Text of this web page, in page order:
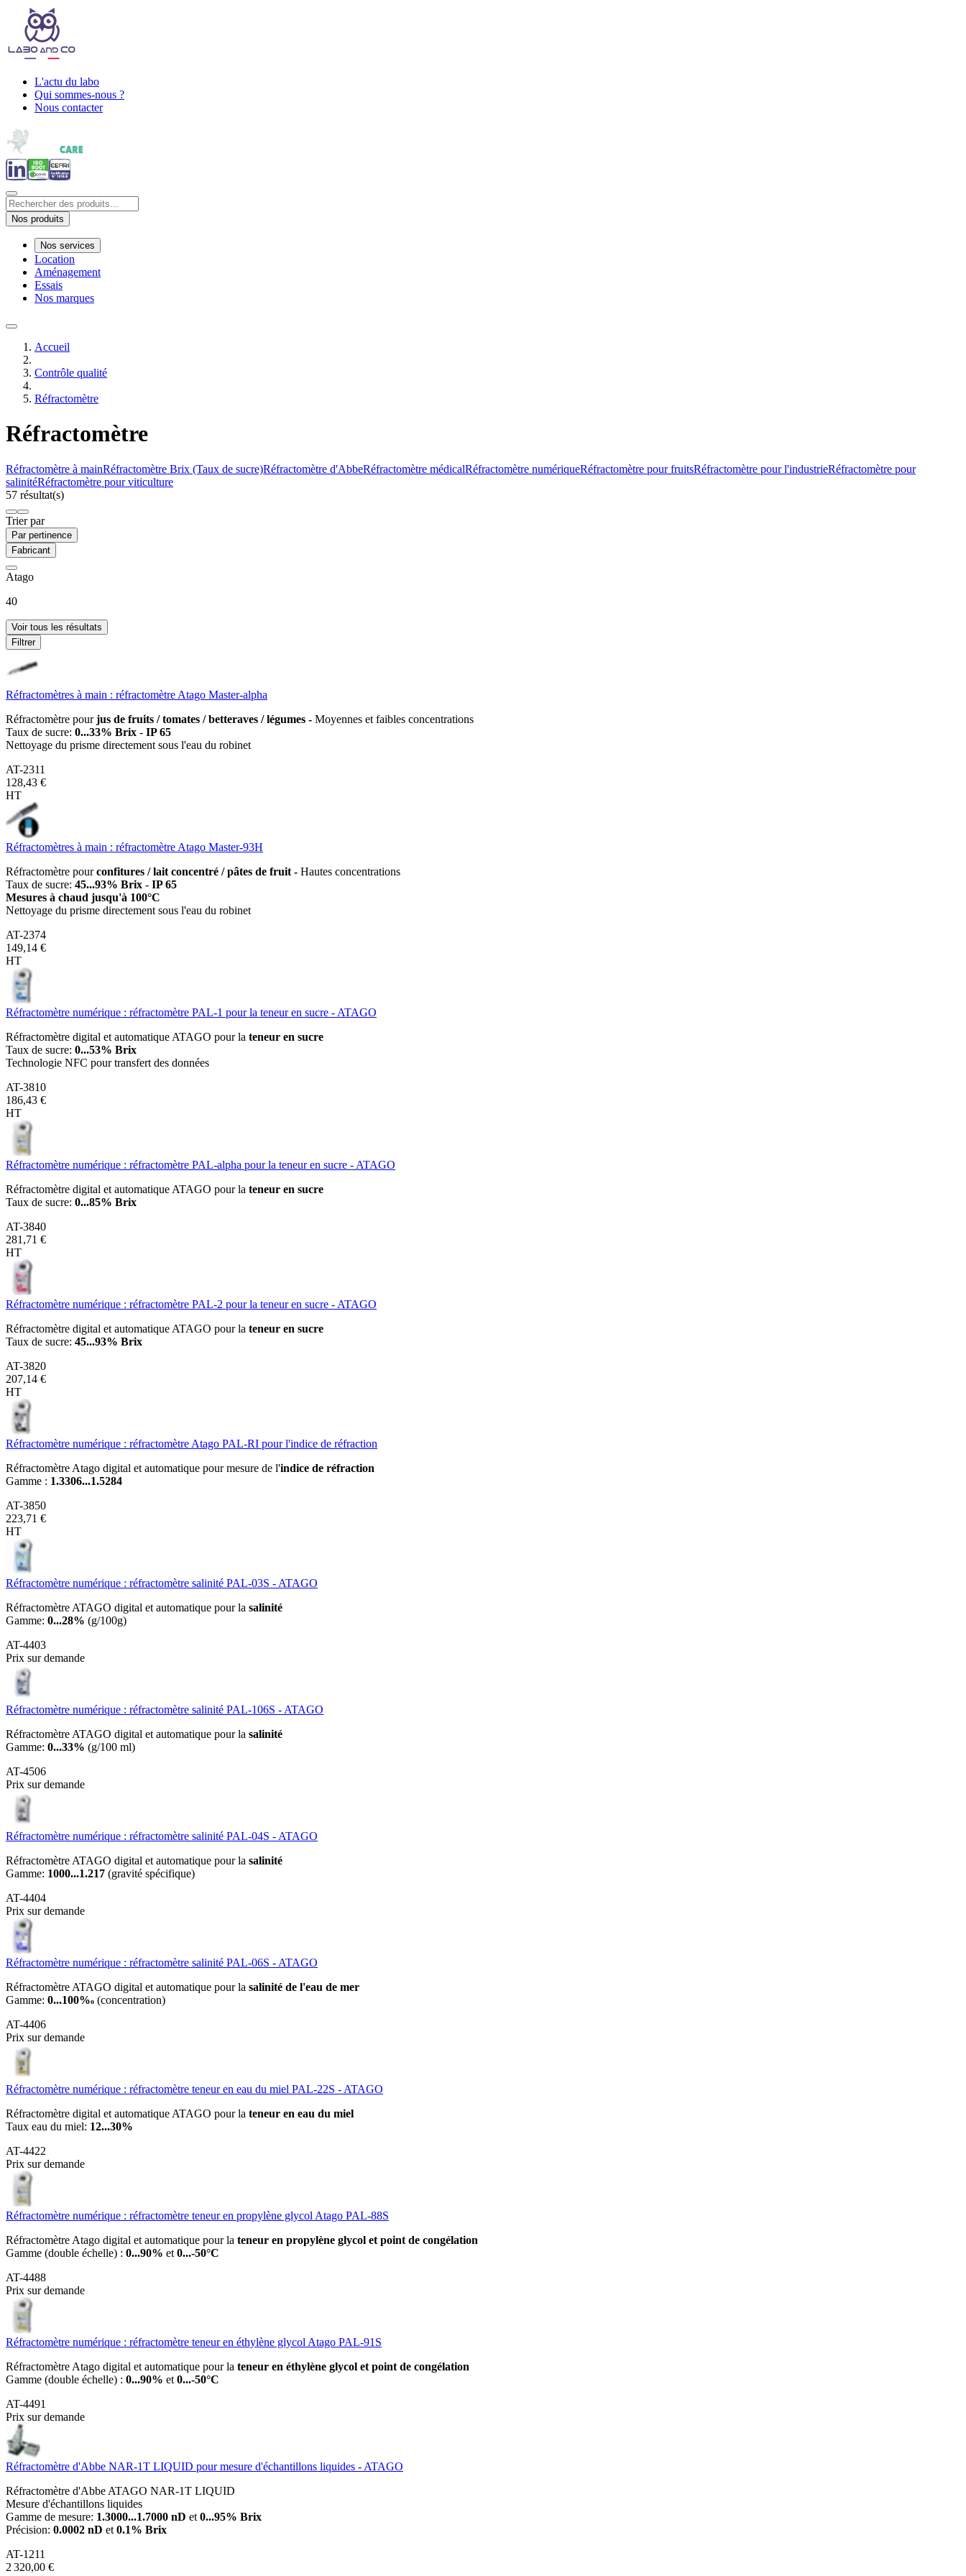
L'actu du labo
Qui sommes-nous ?
Nous contacter
Nos produits
Nos services
Location
Aménagement
Essais
Nos marques
Accueil
Contrôle qualité
Réfractomètre
Réfractomètre
Réfractomètre à mainRéfractomètre Brix (Taux de sucre)Réfractomètre d'AbbeRéfractomètre médicalRéfractomètre numériqueRéfractomètre pour fruitsRéfractomètre pour l'industrieRéfractomètre pour
salinitéRéfractomètre pour viticulture
57 résultat(s)
Trier par
Par pertinence
Fabricant
Atago
40
Voir tous les résultats
Filtrer
Réfractomètres à main : réfractomètre Atago Master-alpha
Réfractomètre pourjus de fruits / tomates / betteraves / légumes - Moyennes et faibles concentrations
Taux de sucre: 0...33% Brix - IP 65
Nettoyage du prisme directement sous l'eau du robinet
AT-2311
128,43 €
HT
Réfractomètres à main : réfractomètre Atago Master-93H
Réfractomètre pourconfitures / lait concentré / pâtes de fruit - Hautes concentrations
Taux de sucre: 45...93% Brix - IP 65
Mesures à chaud jusqu'à 100°C
Nettoyage du prisme directement sous l'eau du robinet
AT-2374
149,14 €
HT
Réfractomètre numérique : réfractomètre PAL-1 pour la teneur en sucre - ATAGO
Réfractomètre digital et automatique ATAGO pour la teneur en sucre
Taux de sucre: 0...53% Brix
Technologie NFC pour transfert des données
AT-3810
186,43 €
HT
Réfractomètre numérique : réfractomètre PAL-alpha pour la teneur en sucre - ATAGO
Réfractomètre digital et automatique ATAGO pour la teneur en sucre
Taux de sucre: 0...85% Brix
AT-3840
281,71 €
HT
Réfractomètre numérique : réfractomètre PAL-2 pour la teneur en sucre - ATAGO
Réfractomètre digital et automatique ATAGO pour la teneur en sucre
Taux de sucre: 45...93% Brix
AT-3820
207,14 €
HT
Réfractomètre numérique : réfractomètre Atago PAL-RI pour l'indice de réfraction
Réfractomètre Atago digital et automatique pour mesure de l'indice de réfraction
Gamme : 1.3306...1.5284
AT-3850
223,71 €
HT
Réfractomètre numérique : réfractomètre salinité PAL-03S - ATAGO
Réfractomètre ATAGO digital et automatique pour la salinité
Gamme: 0...28% (g/100g)
AT-4403
Prix sur demande
Réfractomètre numérique : réfractomètre salinité PAL-106S - ATAGO
Réfractomètre ATAGO digital et automatique pour la salinité
Gamme: 0...33% (g/100 ml)
AT-4506
Prix sur demande
Réfractomètre numérique : réfractomètre salinité PAL-04S - ATAGO
Réfractomètre ATAGO digital et automatique pour la salinité
Gamme: 1000...1.217 (gravité spécifique)
AT-4404
Prix sur demande
Réfractomètre numérique : réfractomètre salinité PAL-06S - ATAGO
Réfractomètre ATAGO digital et automatique pour la salinité de l'eau de mer
Gamme: 0...100%o (concentration)
AT-4406
Prix sur demande
Réfractomètre numérique : réfractomètre teneur en eau du miel PAL-22S - ATAGO
Réfractomètre digital et automatique ATAGO pour la teneur en eau du miel
Taux eau du miel: 12...30%
AT-4422
Prix sur demande
Réfractomètre numérique : réfractomètre teneur en propylène glycol Atago PAL-88S
Réfractomètre Atago digital et automatique pour la teneur en propylène glycol et point de congélation
Gamme (double échelle) : 0...90% et 0...-50°C
AT-4488
Prix sur demande
Réfractomètre numérique : réfractomètre teneur en éthylène glycol Atago PAL-91S
Réfractomètre Atago digital et automatique pour la teneur en éthylène glycol et point de congélation
Gamme (double échelle) : 0...90% et 0...-50°C
AT-4491
Prix sur demande
Réfractomètre d'Abbe NAR-1T LIQUID pour mesure d'échantillons liquides - ATAGO
Réfractomètre d'Abbe ATAGO NAR-1T LIQUID
Mesure d'échantillons liquides
Gamme de mesure: 1.3000...1.7000 nD et 0...95% Brix
Précision: 0.0002 nD et 0.1% Brix
AT-1211
2 320,00 €